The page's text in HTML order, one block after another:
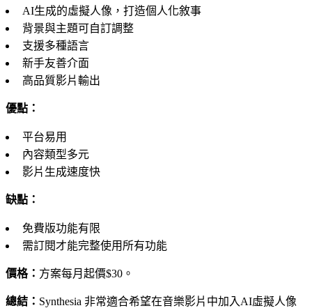
AI生成的虛擬人像，打造個人化敘事
背景與主題可自訂調整
支援多種語言
新手友善介面
高品質影片輸出
優點：
平台易用
內容類型多元
影片生成速度快
缺點：
免費版功能有限
需訂閱才能完整使用所有功能
價格： 方案每月起價$30。
總結： Synthesia 非常適合希望在音樂影片中加入AI虛擬人像